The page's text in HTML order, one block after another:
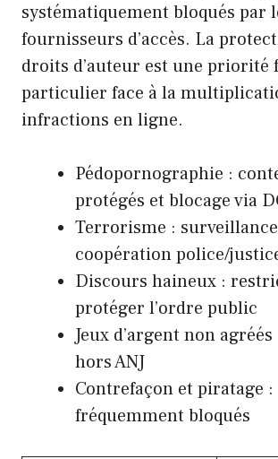
systématiquement bloqués par
fournisseurs d’accès. La
droits d’auteur est une priorité
particulier face à la
infractions en ligne.
Pédopornographie :
protégés et blocage via
Terrorisme :
coopération police/
Discours haineux :
protéger l’ordre public
Jeux d’argent non
hors ANJ
Contrefaçon et piratage :
fréquemment bloqués